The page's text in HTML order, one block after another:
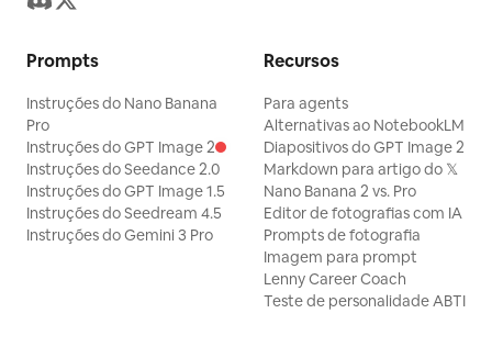
Prompts
Instruções do Nano Banana
Pro
Instruções do GPT Image 2
Instruções do Seedance 2.0
Instruções do GPT Image 1.5
Instruções do Seedream 4.5
Instruções do Gemini 3 Pro
Recursos
Para agents
Alternativas ao NotebookLM
Diapositivos do GPT Image 2
Markdown para artigo do 𝕏
Nano Banana 2 vs. Pro
Editor de fotografias com IA
Prompts de fotografia
Imagem para prompt
Lenny Career Coach
Teste de personalidade ABTI